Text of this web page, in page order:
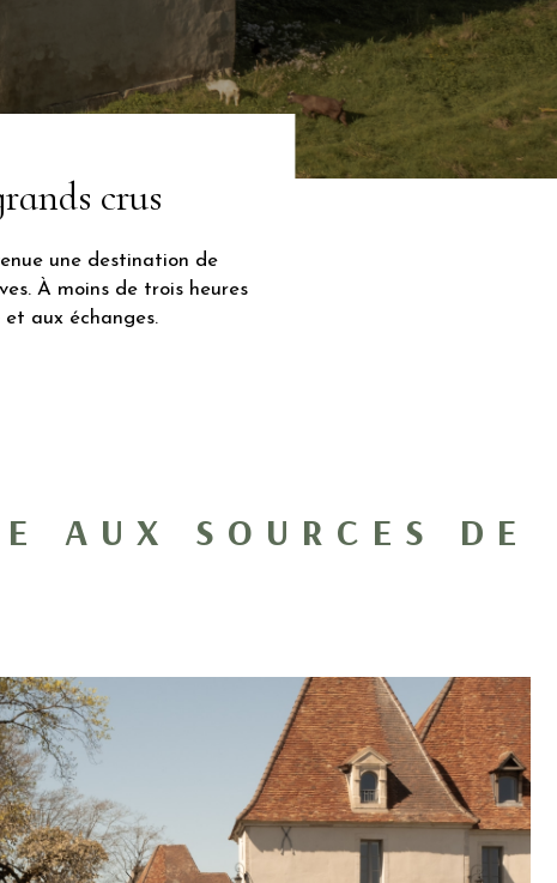
crus
une destination de
À moins de trois heures
aux échanges.
AUX SOURCES DE